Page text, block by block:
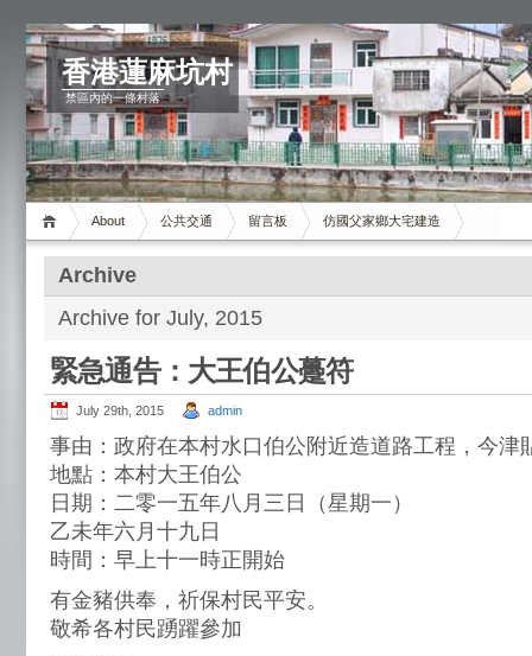
香港蓮麻坑村
禁區內的一條村落
About 公共交通 留言板 仿國父家鄉大宅建造
Archive
Archive for July, 2015
緊急通告：大王伯公躉符
July 29th, 2015 admin
事由：政府在本村水口伯公附近造道路工程，今津
地點：本村大王伯公
日期：二零一五年八月三日（星期一）
乙未年六月十九日
時間：早上十一時正開始
有金豬供奉，祈保村民平安。
敬希各村民踴躍參加